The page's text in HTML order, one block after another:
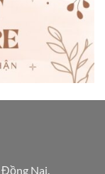
Đồng Nai.